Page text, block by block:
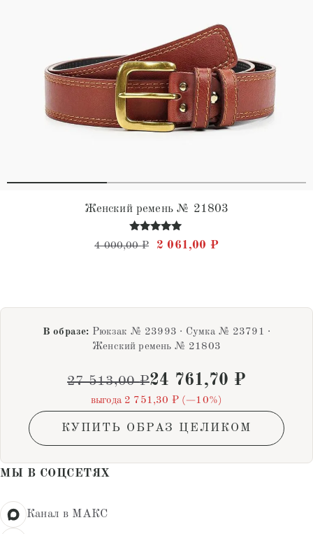
Женский ремень № 21803
Оценка
4.91
4 000,00₽ Первоначальная цена
2 061,00 ₽Текущая цена:
В образе: Рюкзак № 23993 · Сумка № 23791 ·
Женский ремень № 21803
27 513,00₽24 761,70 ₽
выгода 2 751,30 ₽ (−10%)
КУПИТЬ ОБРАЗ ЦЕЛИКОМ
МЫ В СОЦСЕТЯХ
Канал в МАКС